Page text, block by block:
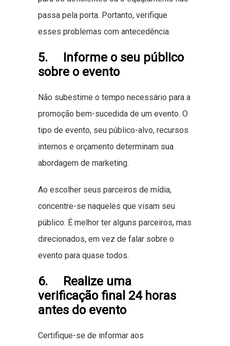
passa pela porta. Portanto, verifique
esses problemas com antecedência.
5. Informe o seu público
sobre o evento
Não subestime o tempo necessário para a
promoção bem-sucedida de um evento. O
tipo de evento, seu público-alvo, recursos
internos e orçamento determinam sua
abordagem de marketing.
Ao escolher seus parceiros de mídia,
concentre-se naqueles que visam seu
público. É melhor ter alguns parceiros, mas
direcionados, em vez de falar sobre o
evento para quase todos.
6. Realize uma
verificação final 24 horas
antes do evento
Certifique-se de informar aos